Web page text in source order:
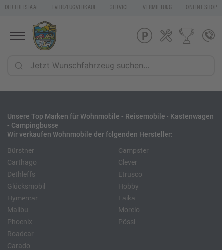
DER FREISTAAT FAHRZEUGVERKAUF SERVICE VERMIETUNG ONLINE SHOP
Unsere Top Marken für Wohnmobile - Reisemobile - Kastenwagen
- Campingbusse
Wir verkaufen Wohnmobile der folgenden Hersteller:
Bürstner
Carthago
Dethleffs
Glücksmobil
Hymercar
Malibu
Phoenix
Roadcar
Campster
Clever
Etrusco
Hobby
Laika
Morelo
Pössl
Carado